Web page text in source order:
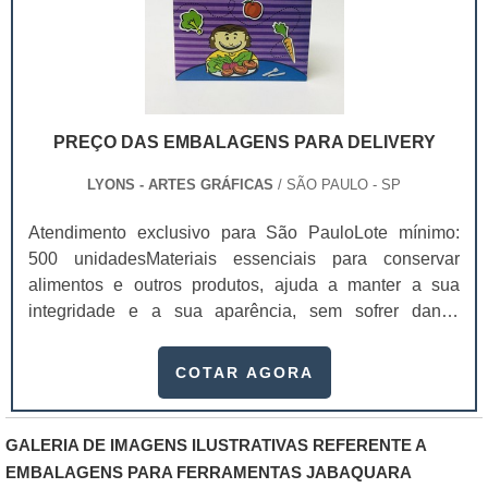
PREÇO DAS EMBALAGENS PARA DELIVERY
LYONS - ARTES GRÁFICAS / SÃO PAULO - SP
Atendimento exclusivo para São PauloLote mínimo:
500 unidadesMateriais essenciais para conservar
alimentos e outros produtos, ajuda a manter a sua
integridade e a sua aparência, sem sofrer danos
os clientes. Dependendo da qualidade da proteção, o
são usadas por vários setores, como alimentício,
industrial, farmacêutico e cosmético. Além de ser
excelente na proteção dos produtos, existe também a
COTAR AGORA
GALERIA DE IMAGENS ILUSTRATIVAS REFERENTE A
EMBALAGENS PARA FERRAMENTAS JABAQUARA